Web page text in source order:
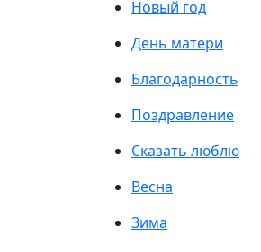
Новый год
День матери
Благодарность
Поздравление
Сказать люблю
Весна
Зима